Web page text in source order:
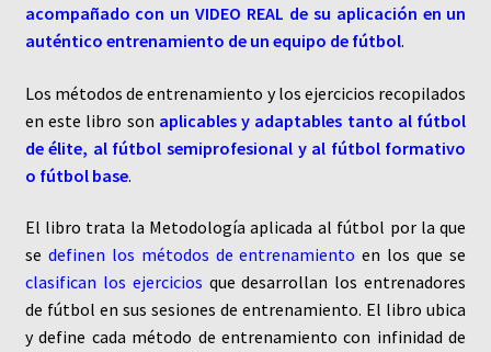
acompañado con un VIDEO REAL de su aplicación en un
auténtico entrenamiento de un equipo de fútbol.
Los métodos de entrenamiento y los ejercicios recopilados
en este libro son aplicables y adaptables tanto al fútbol
de élite, al fútbol semiprofesional y al fútbol formativo
o fútbol base.
El libro trata la Metodología aplicada al fútbol por la que
se definen los métodos de entrenamiento en los que se
clasifican los ejercicios que desarrollan los entrenadores
de fútbol en sus sesiones de entrenamiento. El libro ubica
y define cada método de entrenamiento con infinidad de